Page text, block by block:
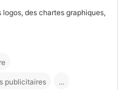
des chartes graphiques,
publicitaires ...